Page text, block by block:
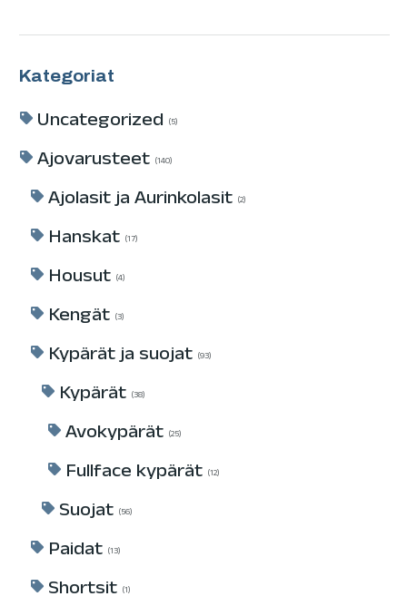
Kategoriat
Uncategorized 5
Ajovarusteet 140
Ajolasit ja Aurinkolasit 2
Hanskat 17
Housut 4
Kengät 3
Kypärät ja suojat 93
Kypärät 38
Avokypärät 25
Fullface kypärät 12
Suojat 56
Paidat 13
Shortsit 1